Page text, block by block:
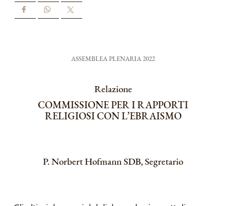
ASSEMBLEA PLENARIA 2022
Relazione
COMMISSIONE PER I RAPPORTI
RELIGIOSI CON L’EBRAISMO
P. Norbert Hofmann SDB, Segretario